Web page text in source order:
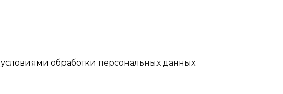
условиями обработки персональных данных.